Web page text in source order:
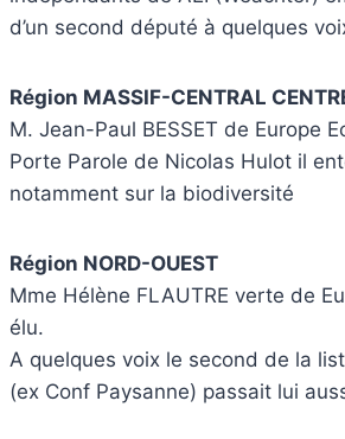
d’un second député à quelques
Région MASSIF-CENTRAL
M. Jean-Paul BESSET de Europe
Porte Parole de Nicolas Hulot il
notamment sur la biodiversité
Région NORD-OUEST
Mme Hélène FLAUTRE verte de
élu.
A quelques voix le second de la
(ex Conf Paysanne) passait lui